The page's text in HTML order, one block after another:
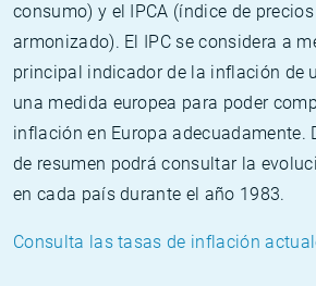
consumo) y el IPCA (índice de
armonizado). El IPC se considera a
principal indicador de la inflación de
una medida europea para poder
inflación en Europa adecuadamente.
de resumen podrá consultar la
en cada país durante el año 1983.
Consulta las tasas de inflación